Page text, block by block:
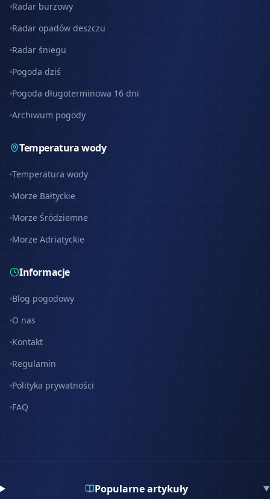
Radar burzowy
Radar opadów deszczu
Radar śniegu
Pogoda dziś
Pogoda długoterminowa 16 dni
Archiwum pogody
Temperatura wody
Temperatura wody
Morze Bałtyckie
Morze Śródziemne
Morze Adriatyckie
Informacje
Blog pogodowy
O nas
Kontakt
Regulamin
Polityka prywatności
FAQ
Popularne artykuły ▼